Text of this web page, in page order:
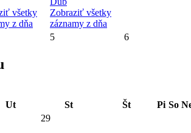
všetky
z dňa
Zobraziť všetky
záznamy z dňa
5 6
Ut St Št Pi So
29